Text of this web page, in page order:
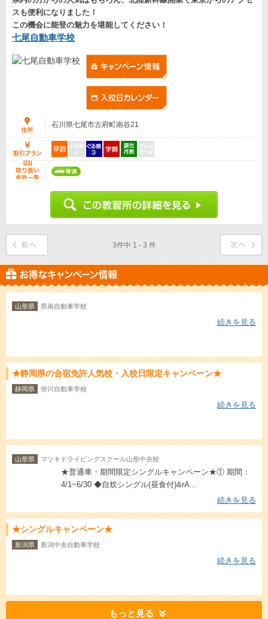
スも便利になりました！
この機会に能登の魅力を堪能してください！
七尾自動車学校
石川県七尾市古府町南谷21
3件中 1 - 3 件
山形県 県南自動車学校
続きを見る
★静岡県の合宿免許人気校・入校日限定キャンペーン★
静岡県 掛川自動車学校
続きを見る
山形県 マツキドライビングスクール山形中央校
★普通車・期間限定シングルキャンペーン★① 期間：
4/1~6/30 ◆自炊シングル(昼食付)&rA...
続きを見る
★シングルキャンペーン★
新潟県 新潟中央自動車学校
続きを見る
もっと見る